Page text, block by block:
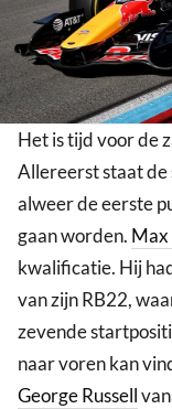
Het is tijd voor de
Allereerst staat
alweer de eerste
gaan worden. Max
kwalificatie. Hij
van zijn RB22,
zevende
naar voren kan
George Russell